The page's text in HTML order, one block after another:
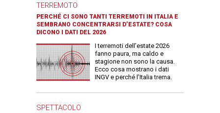
TERREMOTO
PERCHÉ CI SONO TANTI TERREMOTI IN ITALIA E
SEMBRANO CONCENTRARSI D’ESTATE? COSA
DICONO I DATI DEL 2026
I terremoti dell’estate 2026
fanno paura, ma caldo e
stagione non sono la causa.
Ecco cosa mostrano i dati
INGV e perché l’Italia trema.
SPETTACOLO